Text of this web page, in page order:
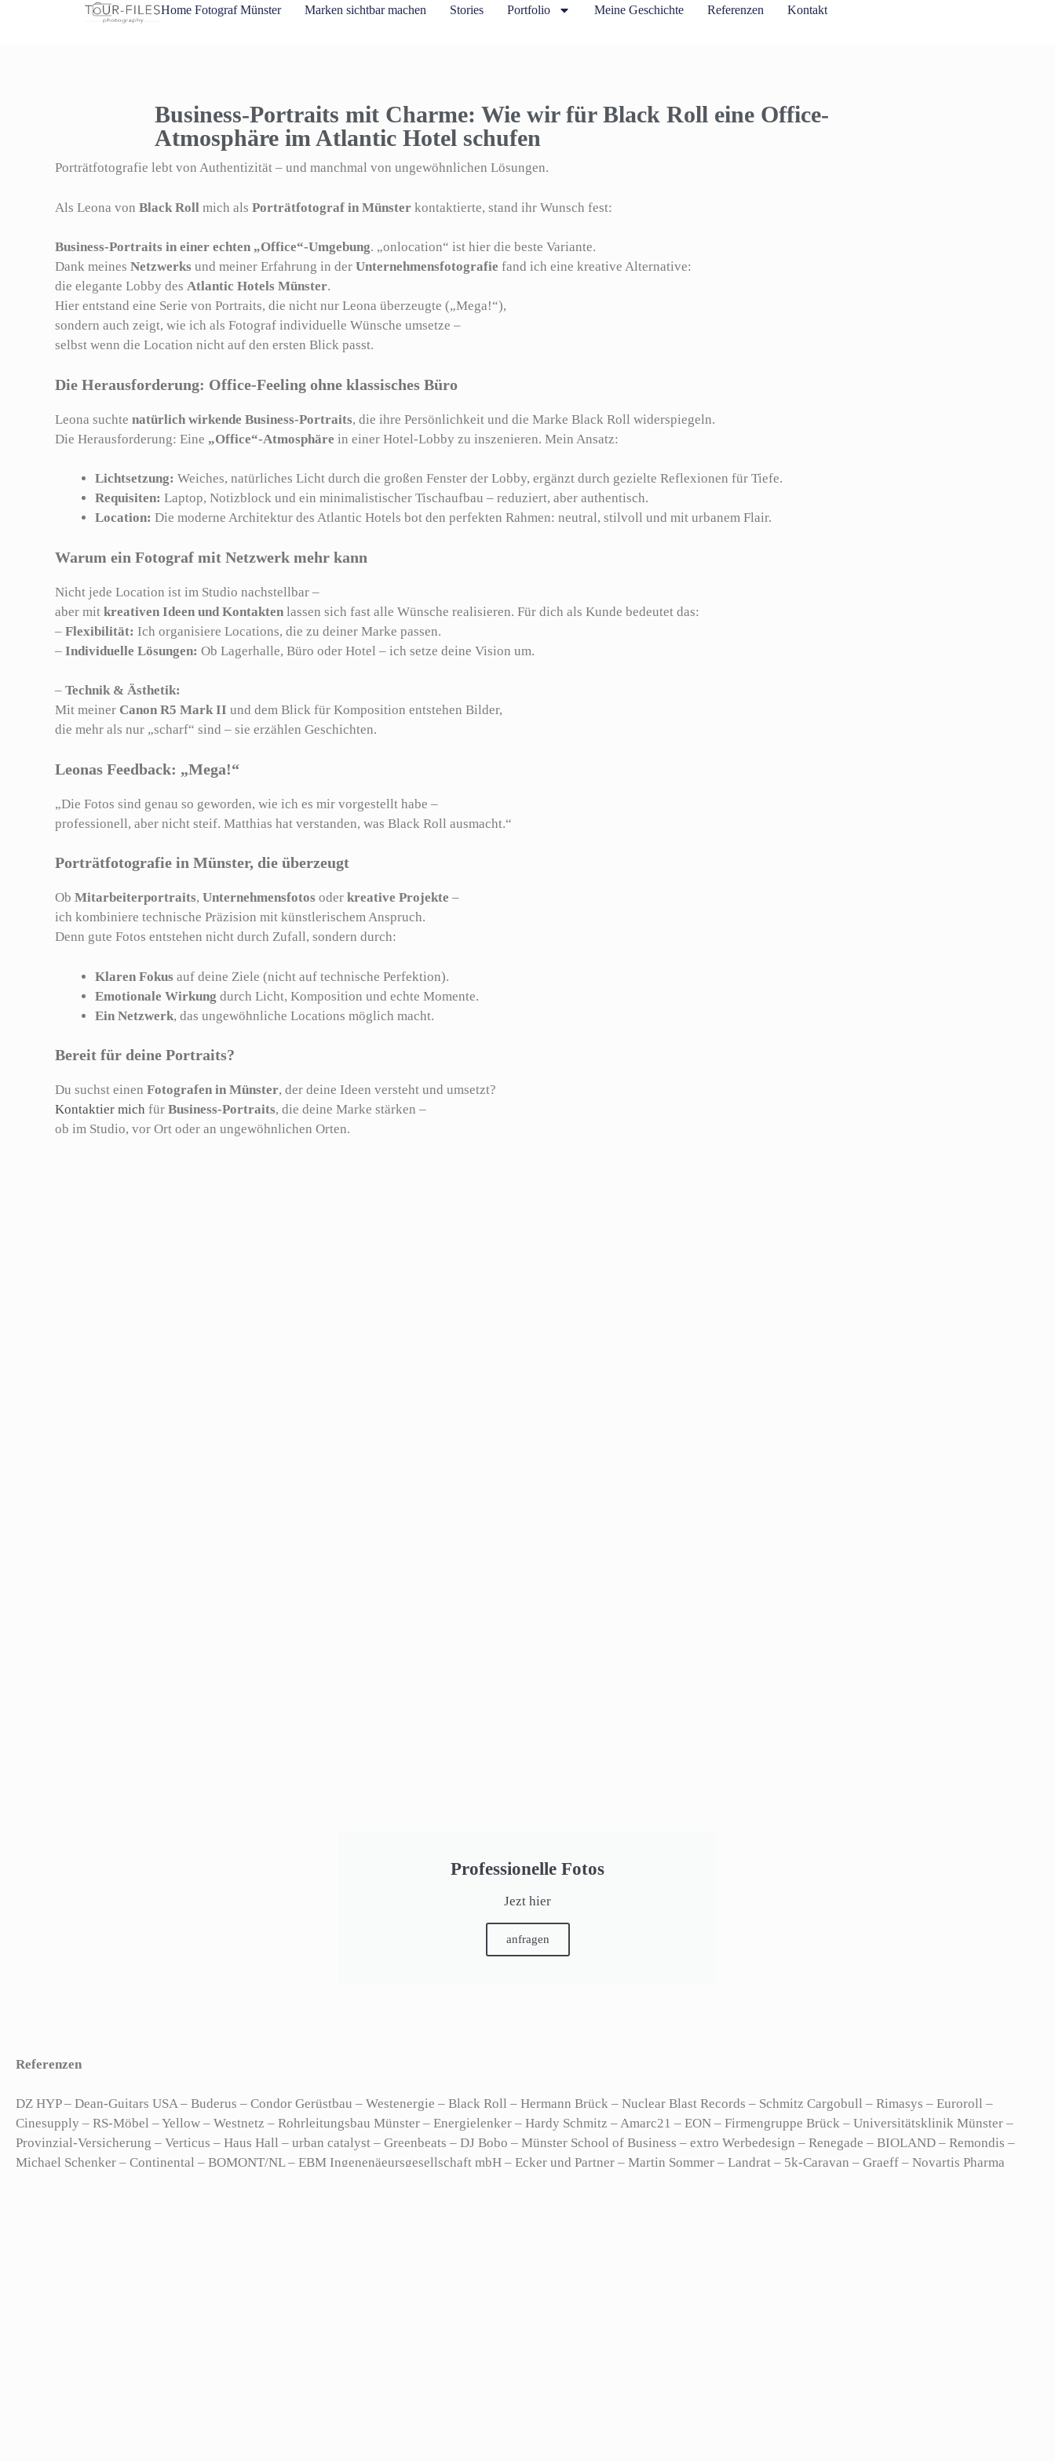
Home Fotograf Münster Marken sichtbar machen Stories Portfolio Meine Geschichte Referenzen Kontakt
Business-Portraits mit Charme: Wie wir für Black Roll eine Office-
Atmosphäre im Atlantic Hotel schufen
Porträtfotografie lebt von Authentizität – und manchmal von ungewöhnlichen Lösungen.
Als Leona von Black Roll mich als Porträtfotograf in Münster kontaktierte, stand ihr Wunsch fest:
Business-Portraits in einer echten „Office“-Umgebung. „onlocation“ ist hier die beste Variante.
Dank meines Netzwerks und meiner Erfahrung in der Unternehmensfotografie fand ich eine kreative Alternative:
die elegante Lobby des Atlantic Hotels Münster.
Hier entstand eine Serie von Portraits, die nicht nur Leona überzeugte („Mega!“),
sondern auch zeigt, wie ich als Fotograf individuelle Wünsche umsetze –
selbst wenn die Location nicht auf den ersten Blick passt.
Die Herausforderung: Office-Feeling ohne klassisches Büro
Leona suchte natürlich wirkende Business-Portraits, die ihre Persönlichkeit und die Marke Black Roll widerspiegeln.
Die Herausforderung: Eine „Office“-Atmosphäre in einer Hotel-Lobby zu inszenieren. Mein Ansatz:
Lichtsetzung: Weiches, natürliches Licht durch die großen Fenster der Lobby, ergänzt durch gezielte Reflexionen für Tiefe.
Requisiten: Laptop, Notizblock und ein minimalistischer Tischaufbau – reduziert, aber authentisch.
Location: Die moderne Architektur des Atlantic Hotels bot den perfekten Rahmen: neutral, stilvoll und mit urbanem Flair.
Warum ein Fotograf mit Netzwerk mehr kann
Nicht jede Location ist im Studio nachstellbar –
aber mit kreativen Ideen und Kontakten lassen sich fast alle Wünsche realisieren. Für dich als Kunde bedeutet das:
– Flexibilität: Ich organisiere Locations, die zu deiner Marke passen.
– Individuelle Lösungen: Ob Lagerhalle, Büro oder Hotel – ich setze deine Vision um.
– Technik & Ästhetik:
Mit meiner Canon R5 Mark II und dem Blick für Komposition entstehen Bilder,
die mehr als nur „scharf“ sind – sie erzählen Geschichten.
Leonas Feedback: „Mega!“
„Die Fotos sind genau so geworden, wie ich es mir vorgestellt habe –
professionell, aber nicht steif. Matthias hat verstanden, was Black Roll ausmacht.“
Porträtfotografie in Münster, die überzeugt
Ob Mitarbeiterportraits, Unternehmensfotos oder kreative Projekte –
ich kombiniere technische Präzision mit künstlerischem Anspruch.
Denn gute Fotos entstehen nicht durch Zufall, sondern durch:
Klaren Fokus auf deine Ziele (nicht auf technische Perfektion).
Emotionale Wirkung durch Licht, Komposition und echte Momente.
Ein Netzwerk, das ungewöhnliche Locations möglich macht.
Bereit für deine Portraits?
Du suchst einen Fotografen in Münster, der deine Ideen versteht und umsetzt?
Kontaktier mich für Business-Portraits, die deine Marke stärken –
ob im Studio, vor Ort oder an ungewöhnlichen Orten.
Professionelle Fotos
Jezt hier
anfragen
Referenzen
DZ HYP – Dean-Guitars USA – Buderus – Condor Gerüstbau – Westenergie – Black Roll – Hermann Brück – Nuclear Blast Records – Schmitz Cargobull – Rimasys – Euroroll –
Cinesupply – RS-Möbel – Yellow – Westnetz – Rohrleitungsbau Münster – Energielenker – Hardy Schmitz – Amarc21 – EON – Firmengruppe Brück – Universitätsklinik Münster –
Provinzial-Versicherung – Verticus – Haus Hall – urban catalyst – Greenbeats – DJ Bobo – Münster School of Business – extro Werbedesign – Renegade – BIOLAND – Remondis –
Michael Schenker – Continental – BOMONT/NL – EBM Ingenenäeursgesellschaft mbH – Ecker und Partner – Martin Sommer – Landrat – 5k-Caravan – Graeff – Novartis Pharma